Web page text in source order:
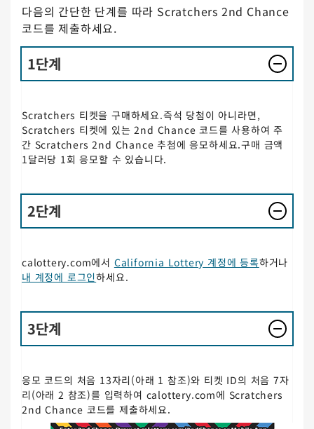
다음의 간단한 단계를 따라 Scratchers 2nd Chance
코드를 제출하세요.
1단계
Scratchers 티켓을 구매하세요.즉석 당첨이 아니라면,
Scratchers 티켓에 있는 2nd Chance 코드를 사용하여 주
간 Scratchers 2nd Chance 추첨에 응모하세요.구매 금액
1달러당 1회 응모할 수 있습니다.
2단계
calottery.com에서 California Lottery 계정에 등록하거나
내 계정에 로그인하세요.
3단계
응모 코드의 처음 13자리(아래 1 참조)와 티켓 ID의 처음 7자
리(아래 2 참조)를 입력하여 calottery.com에 Scratchers
2nd Chance 코드를 제출하세요.